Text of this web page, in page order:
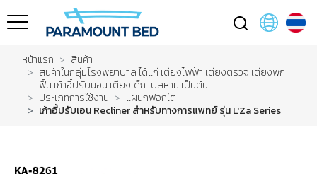
หน้าแรก
สินค้า
สินค้าในกลุ่มโรงพยาบาล ได้แก่ เตียงไฟฟ้า เตียงตรวจ เตียงพัก
ฟื้น เก้าอี้ปรับนอน เตียงเด็ก เปลหาม เป็นต้น
ประเภทการใช้งาน
แผนกฟอกไต
เก้าอี้ปรับเอน Recliner สำหรับทางการแพทย์ รุ่น L'Za Series